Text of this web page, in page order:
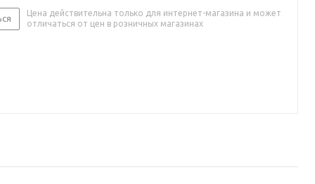
Цена действительна только для интернет-магазина и может
отличаться от цен в розничных магазинах